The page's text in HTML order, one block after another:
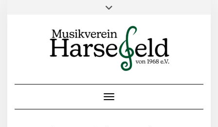
Toggle Navigation